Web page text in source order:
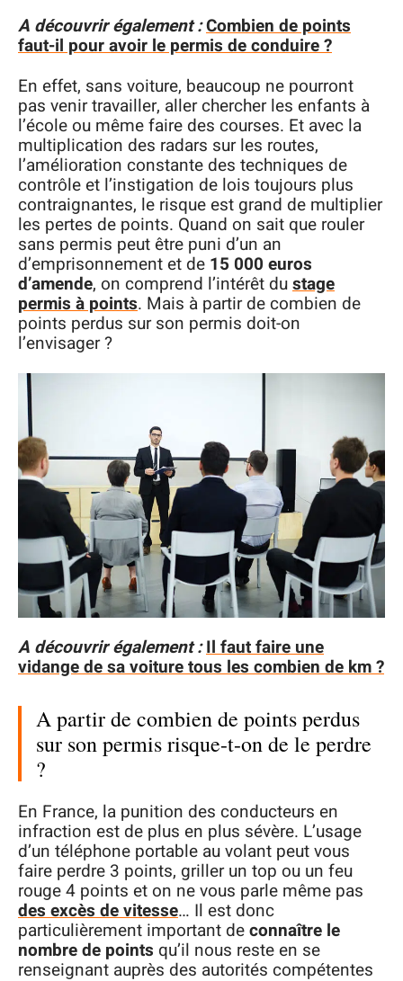
A découvrir également :Combien de points
faut-il pour avoir le permis de conduire ?
En effet, sans voiture, beaucoup ne pourront
pas venir travailler, aller chercher les enfants à
l’école ou même faire des courses. Et avec la
multiplication des radars sur les routes,
l’amélioration constante des techniques de
contrôle et l’instigation de lois toujours plus
contraignantes, le risque est grand de multiplier
les pertes de points. Quand on sait que rouler
sans permis peut être puni d’un an
d’emprisonnement et de 15 000 euros
d’amende, on comprend l’intérêt dustage
permis à points. Mais à partir de combien de
points perdus sur son permis doit-on
l’envisager ?
A découvrir également :Il faut faire une
vidange de sa voiture tous les combien de km ?
A partir de combien de points perdus
sur son permis risque-t-on de le perdre
?
En France, la punition des conducteurs en
infraction est de plus en plus sévère. L’usage
d’un téléphone portable au volant peut vous
faire perdre 3 points, griller un top ou un feu
rouge 4 points et on ne vous parle même pas
des excès de vitesse… Il est donc
particulièrement important deconnaître le
nombre de points qu’il nous reste en se
renseignant auprès des autorités compétentes